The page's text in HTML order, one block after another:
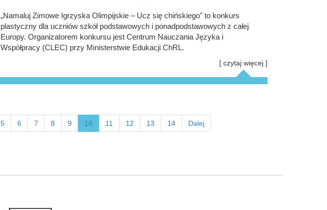
„Namaluj Zimowe Igrzyska Olimpijskie – Ucz się chińskiego" to konkurs
plastyczny dla uczniów szkół podstawowych i ponadpodstawowych z całej
Europy. Organizatorem konkursu jest Centrum Nauczania Języka i
Współpracy (CLEC) przy Ministerstwie Edukacji ChRL.
[ czytaj więcej ]
5 6 7 8 9 10 11 12 13 14 Dalej